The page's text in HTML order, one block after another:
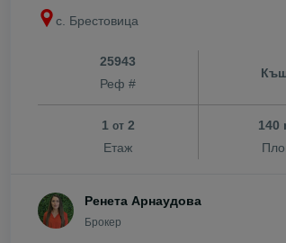
с. Брестовица
25943
Реф #
1 от2
Етаж
140
Ренета Арнаудова
Брокер